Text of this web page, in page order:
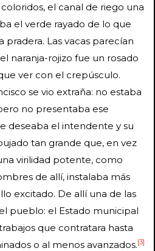
el canal de riego una
el verde rayado de lo que
Las vacas parecían
naranja-rojizo fue un rosado
ver con el crepúsculo.
se vio extraña: no estaba
no presentaba ese
deseaba el intendente y su
tan grande que, en vez
virilidad potente, como
de allí, instalaba más
excitado. De allí una de las
pueblo: el Estado municipal
que contratara hasta
o al menos avanzados.[3]